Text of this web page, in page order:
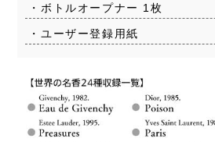
・ボトルオープナー 1枚
・ユーザー登録用紙